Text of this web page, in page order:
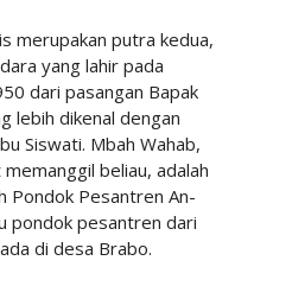
merupakan putra kedua,
yang lahir pada
dari pasangan Bapak
lebih dikenal dengan
Siswati. Mbah Wahab,
beliau, adalah
Pondok Pesantren An-
pondok pesantren dari
di desa Brabo.